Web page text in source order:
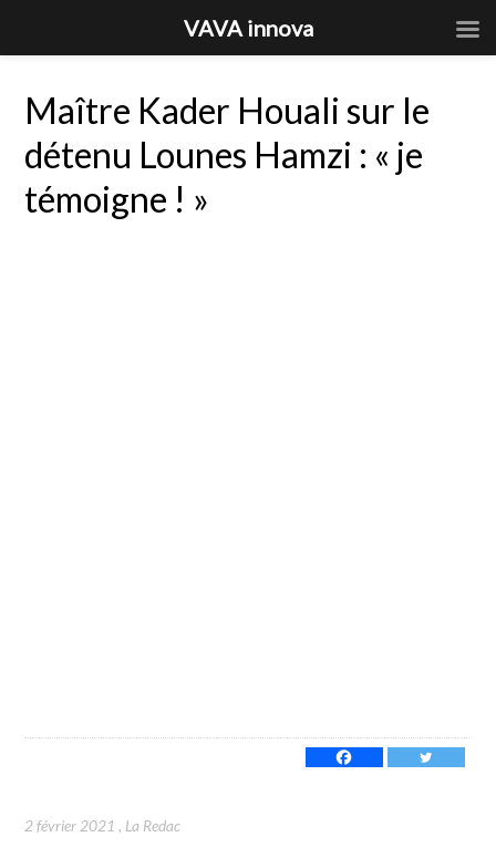
Maître Kader Houali sur le
détenu Lounes Hamzi : « je
témoigne ! »
2 février 2021 , La Redac
VAVA innova